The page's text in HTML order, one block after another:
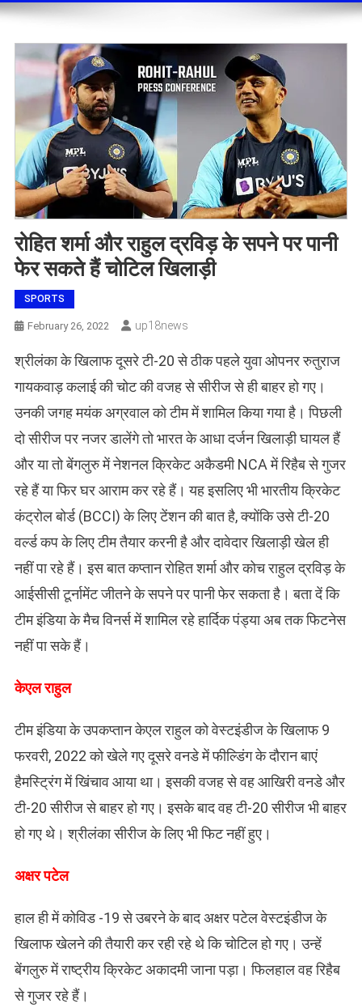
रोहित शर्मा और राहुल द्रविड़ के सपने पर पानी
फेर सकते हैं चोटिल खिलाड़ी
SPORTS
February 26, 2022 Up18news
श्रीलंका के खिलाफ दूसरे टी-20 से ठीक पहले युवा ओपनर रुतुराज
गायकवाड़ कलाई की चोट की वजह से सीरीज से ही बाहर हो गए।
उनकी जगह मयंक अग्रवाल को टीम में शामिल किया गया है। पिछली
दो सीरीज पर नजर डालेंगे तो भारत के आधा दर्जन खिलाड़ी घायल हैं
और या तो बेंगलुरु में नेशनल क्रिकेट अकैडमी NCA में रिहैब से गुजर
रहे हैं या फिर घर आराम कर रहे हैं। यह इसलिए भी भारतीय क्रिकेट
कंट्रोल बोर्ड (BCCI) के लिए टेंशन की बात है, क्योंकि उसे टी-20
वर्ल्ड कप के लिए टीम तैयार करनी है और दावेदार खिलाड़ी खेल ही
नहीं पा रहे हैं। इस बात कप्तान रोहित शर्मा और कोच राहुल द्रविड़ के
आईसीसी टूर्नामेंट जीतने के सपने पर पानी फेर सकता है। बता दें कि
टीम इंडिया के मैच विनर्स में शामिल रहे हार्दिक पंड्या अब तक फिटनेस
नहीं पा सके हैं।
केएल राहुल
टीम इंडिया के उपकप्तान केएल राहुल को वेस्टइंडीज के खिलाफ 9
फरवरी, 2022 को खेले गए दूसरे वनडे में फील्डिंग के दौरान बाएं
हैमस्ट्रिंग में खिंचाव आया था। इसकी वजह से वह आखिरी वनडे और
टी-20 सीरीज से बाहर हो गए। इसके बाद वह टी-20 सीरीज भी बाहर
हो गए थे। श्रीलंका सीरीज के लिए भी फिट नहीं हुए।
अक्षर पटेल
हाल ही में कोविड -19 से उबरने के बाद अक्षर पटेल वेस्टइंडीज के
खिलाफ खेलने की तैयारी कर रही रहे थे कि चोटिल हो गए। उन्हें
बेंगलुरु में राष्ट्रीय क्रिकेट अकादमी जाना पड़ा। फिलहाल वह रिहैब
से गुजर रहे हैं।